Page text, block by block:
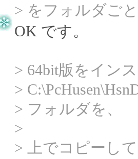
> をフォルダご
OK です。
> 64bit版をイン
>
> フォルダを、
>
> 上でコピーし